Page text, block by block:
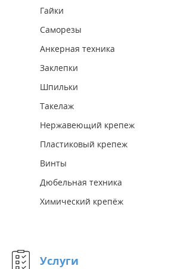
Гайки
Саморезы
Анкерная техника
Заклепки
Шпильки
Такелаж
Нержавеющий крепеж
Пластиковый крепеж
Винты
Дюбельная техника
Химический крепёж
Услуги